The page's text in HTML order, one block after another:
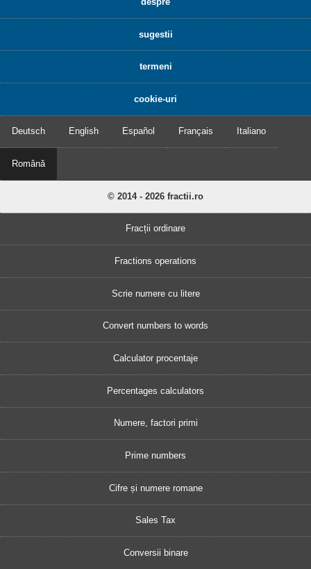
sugestii
termeni
cookie-uri
Deutsch English Español Français Italiano
Română
© 2014 - 2026 fractii.ro
Fracții ordinare
Fractions operations
Scrie numere cu litere
Convert numbers to words
Calculator procentaje
Percentages calculators
Numere, factori primi
Prime numbers
Cifre și numere romane
Sales Tax
Conversii binare